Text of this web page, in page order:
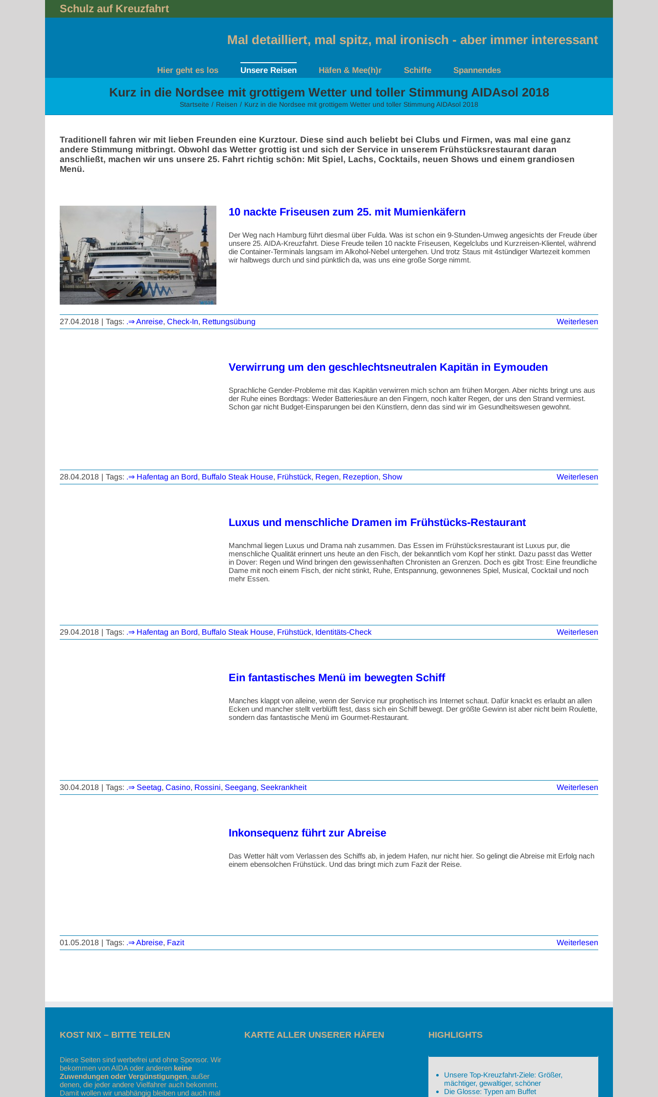
Schulz auf Kreuzfahrt
Mal detailliert, mal spitz, mal ironisch - aber immer interessant
Hier geht es los Unsere Reisen Häfen & Mee(h)r Schiffe Spannendes
Kurz in die Nordsee mit grottigem Wetter und toller Stimmung AIDAsol 2018
Startseite Reisen Kurz in die Nordsee mit grottigem Wetter und toller Stimmung AIDAsol 2018
Traditionell fahren wir mit lieben Freunden eine Kurztour. Diese sind auch beliebt bei Clubs und Firmen, was mal eine ganz
andere Stimmung mitbringt. Obwohl das Wetter grottig ist und sich der Service in unserem Frühstücksrestaurant daran
anschließt, machen wir uns unsere 25. Fahrt richtig schön: Mit Spiel, Lachs, Cocktails, neuen Shows und einem grandiosen
Menü.
10 nackte Friseusen zum 25. mit Mumienkäfern
Der Weg nach Hamburg führt diesmal über Fulda. Was ist schon ein 9-Stunden-Umweg angesichts der Freude über
unsere 25. AIDA-Kreuzfahrt. Diese Freude teilen 10 nackte Friseusen, Kegelclubs und Kurzreisen-Klientel, während
die Container-Terminals langsam im Alkohol-Nebel untergehen. Und trotz Staus mit 4stündiger Wartezeit kommen
wir halbwegs durch und sind pünktlich da, was uns eine große Sorge nimmt.
27.04.2018 | Tags: .⇒ Anreise, Check-In, Rettungsübung Weiterlesen
Verwirrung um den geschlechtsneutralen Kapitän in Eymouden
Sprachliche Gender-Probleme mit das Kapitän verwirren mich schon am frühen Morgen. Aber nichts bringt uns aus
der Ruhe eines Bordtags: Weder Batteriesäure an den Fingern, noch kalter Regen, der uns den Strand vermiest.
Schon gar nicht Budget-Einsparungen bei den Künstlern, denn das sind wir im Gesundheitswesen gewohnt.
28.04.2018 | Tags: .⇒ Hafentag an Bord, Buffalo Steak House, Frühstück, Regen, Rezeption, Show Weiterlesen
Luxus und menschliche Dramen im Frühstücks-Restaurant
Manchmal liegen Luxus und Drama nah zusammen. Das Essen im Frühstücksrestaurant ist Luxus pur, die
menschliche Qualität erinnert uns heute an den Fisch, der bekanntlich vom Kopf her stinkt. Dazu passt das Wetter
in Dover: Regen und Wind bringen den gewissenhaften Chronisten an Grenzen. Doch es gibt Trost: Eine freundliche
Dame mit noch einem Fisch, der nicht stinkt, Ruhe, Entspannung, gewonnenes Spiel, Musical, Cocktail und noch
mehr Essen.
29.04.2018 | Tags: .⇒ Hafentag an Bord, Buffalo Steak House, Frühstück, Identitäts-Check Weiterlesen
Ein fantastisches Menü im bewegten Schiff
Manches klappt von alleine, wenn der Service nur prophetisch ins Internet schaut. Dafür knackt es erlaubt an allen
Ecken und mancher stellt verblüfft fest, dass sich ein Schiff bewegt. Der größte Gewinn ist aber nicht beim Roulette,
sondern das fantastische Menü im Gourmet-Restaurant.
30.04.2018 | Tags: .⇒ Seetag, Casino, Rossini, Seegang, Seekrankheit Weiterlesen
Inkonsequenz führt zur Abreise
Das Wetter hält vom Verlassen des Schiffs ab, in jedem Hafen, nur nicht hier. So gelingt die Abreise mit Erfolg nach
einem ebensolchen Frühstück. Und das bringt mich zum Fazit der Reise.
01.05.2018 | Tags: .⇒ Abreise, Fazit Weiterlesen
KOST NIX – BITTE TEILEN
Diese Seiten sind werbefrei und ohne Sponsor. Wir
bekommen von AIDA oder anderen keine
Zuwendungen oder Vergünstigungen, außer
denen, die jeder andere Vielfahrer auch bekommt.
Damit wollen wir unabhängig bleiben und auch mal
KARTE ALLER UNSERER HÄFEN HIGHLIGHTS
Unsere Top-Kreuzfahrt-Ziele: Größer,
mächtiger, gewaltiger, schöner
Die Glosse: Typen am Buffet